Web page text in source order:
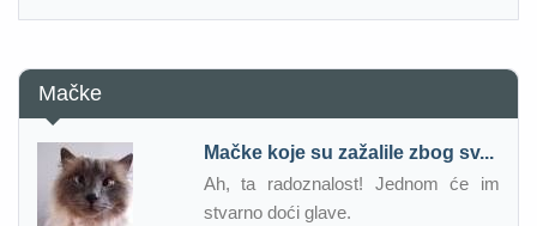
Mačke
Mačke koje su zažalile zbog sv...
Ah, ta radoznalost! Jednom će im
stvarno doći glave.